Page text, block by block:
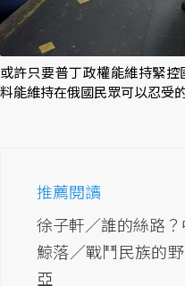
或許只要普丁政權能維持緊
料能維持在俄國民眾可以忍受
推薦閱讀
徐子軒／誰的絲路
鯨落／戰鬥民族的
亞